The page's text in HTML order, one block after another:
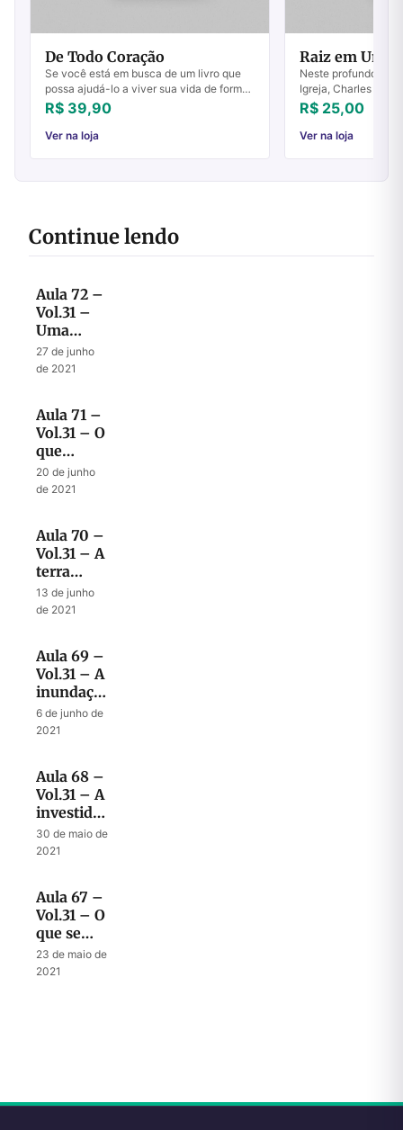
De Todo Coração
Se você está em busca de um livro que
possa ajudá-lo a viver sua vida de forma
mais plena, De Todo Coração de Eitan
Shishkoff é a escolha certa. Este livro é...
R$ 39,90
Ver na loja
Raiz em Uma
Neste profundo
Igreja, Charles P.
crítica dois pontos
situação atual da
R$ 25,00
Ver na loja
Continue lendo
Aula 72 –
Vol.31 –
Uma
visão
selada até
27 de junho
de 2021
Aula 71 –
Vol.31 – O
que
acontecerá
no final
20 de junho
de 2021
Aula 70 –
Vol.31 – A
terra
gloriosa e
o tempo
13 de junho
de 2021
Aula 69 –
Vol.31 – A
inundação
no tempo
do fim
6 de junho de
2021
Aula 68 –
Vol.31 – A
investida
final do
anticristo
30 de maio de
2021
Aula 67 –
Vol.31 – O
que se
espera
dos
23 de maio de
2021